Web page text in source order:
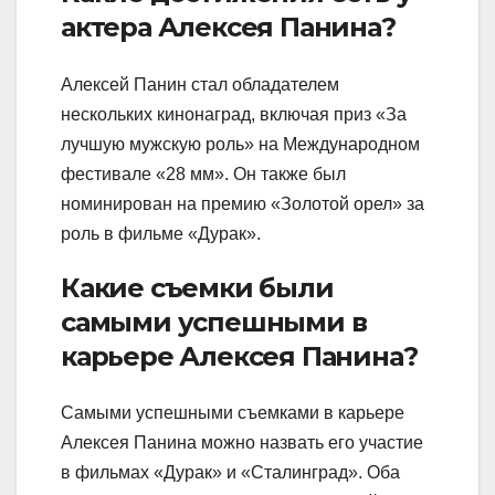
актера Алексея Панина?
Алексей Панин стал обладателем
нескольких кинонаград, включая приз «За
лучшую мужскую роль» на Международном
фестивале «28 мм». Он также был
номинирован на премию «Золотой орел» за
роль в фильме «Дурак».
Какие съемки были
самыми успешными в
карьере Алексея Панина?
Самыми успешными съемками в карьере
Алексея Панина можно назвать его участие
в фильмах «Дурак» и «Сталинград». Оба